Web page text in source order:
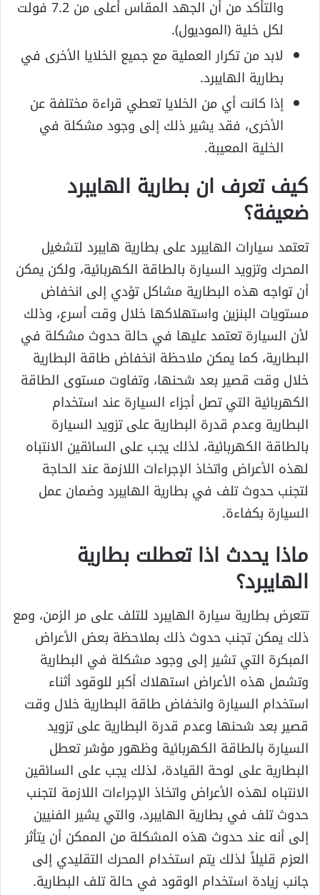
والتأكد من أن الجهد المقاس أعلى من 7.2 فولت
لكل خلية (الموديول).
لابد من تكرار العملية مع جميع الخلايا الأخرى في
بطارية الهايبرد.
إذا كانت أي من الخلايا تعطي قراءة مختلفة عن
الأخرى، فقد يشير ذلك إلى وجود مشكلة في
الخلية المعيبة.
كيف تعرف ان بطارية الهايبرد
ضعيفة؟
تعتمد سيارات الهايبرد على بطارية هايبرد لتشغيل
المحرك وتزويد السيارة بالطاقة الكهربائية، ولكن يمكن
أن تواجه هذه البطارية مشاكل تؤدي إلى انخفاض
مستويات البنزين واستهلاكها خلال وقت أسرع، وذلك
لأن السيارة تعتمد عليها في حالة حدوث مشكلة في
البطارية، كما يمكن ملاحظة انخفاض طاقة البطارية
خلال وقت قصير بعد شحنها، وتفاوت مستوى الطاقة
الكهربائية التي تصل أجزاء السيارة عند استخدام
البطارية وعدم قدرة البطارية على تزويد السيارة
بالطاقة الكهربائية، لذلك يجب على السائقين الانتباه
لهذه الأعراض واتخاذ الإجراءات اللازمة عند الحاجة
لتجنب حدوث تلف في بطارية الهايبرد وضمان عمل
السيارة بكفاءة.
ماذا يحدث اذا تعطلت بطارية
الهايبرد؟
تتعرض بطارية سيارة الهايبرد للتلف على مر الزمن، ومع
ذلك يمكن تجنب حدوث ذلك بملاحظة بعض الأعراض
المبكرة التي تشير إلى وجود مشكلة في البطارية
وتشمل هذه الأعراض استهلاك أكبر للوقود أثناء
استخدام السيارة وانخفاض طاقة البطارية خلال وقت
قصير بعد شحنها وعدم قدرة البطارية على تزويد
السيارة بالطاقة الكهربائية وظهور مؤشر تعطل
البطارية على لوحة القيادة، لذلك يجب على السائقين
الانتباه لهذه الأعراض واتخاذ الإجراءات اللازمة لتجنب
حدوث تلف في بطارية الهايبرد، والتي يشير الفنيين
إلى أنه عند حدوث هذه المشكلة من الممكن أن يتأثر
العزم قليلاً لذلك يتم استخدام المحرك التقليدي إلى
جانب زيادة استخدام الوقود في حالة تلف البطارية.